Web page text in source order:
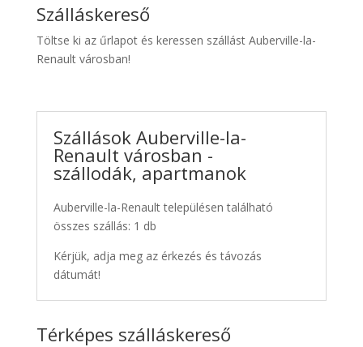
Szálláskereső
Töltse ki az űrlapot és keressen szállást Auberville-la-
Renault városban!
Szállások Auberville-la-
Renault városban -
szállodák, apartmanok
Auberville-la-Renault településen található
összes szállás: 1 db
Kérjük, adja meg az érkezés és távozás
dátumát!
Térképes szálláskereső